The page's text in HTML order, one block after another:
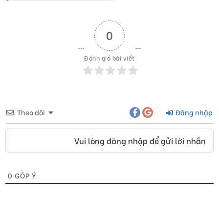
0
Đánh giá bài viết
Theo dõi Đăng nhập
Vui lòng đăng nhập để gửi lời nhắn
0 GÓP Ý